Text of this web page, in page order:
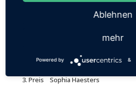
Bei den Jungschützen gingen die
Preis Paula Wilbers
Preis Viola Haesters
Preis Sophia Haesters
Ablehnen
mehr
Powered by &